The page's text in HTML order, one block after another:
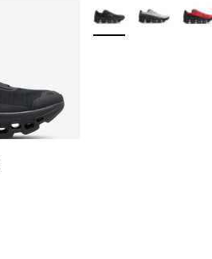
Weitere Farben